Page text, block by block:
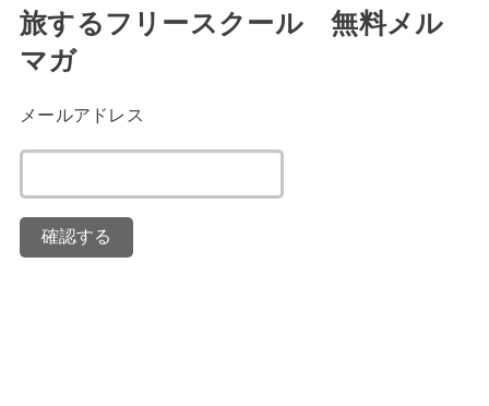
旅するフリースクール 無料メル
マガ
メールアドレス